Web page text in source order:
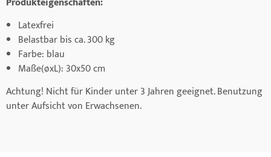
Latexfrei
Belastbar bis ca. 300 kg
Farbe: blau
Maße(øxL): 30x50 cm
Achtung! Nicht für Kinder unter 3 Jahren geeignet. Benutzung
unter Aufsicht von Erwachsenen.